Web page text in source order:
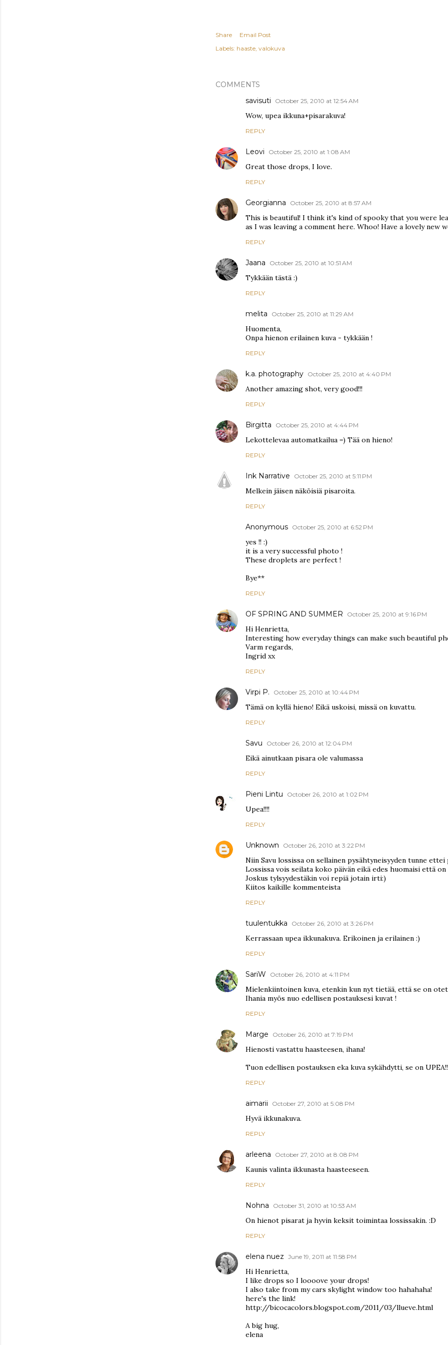
Share
Email Post
Labels: haaste valokuva
COMMENTS
savisuti
October 25, 2010 at 12:54 AM
Wow, upea ikkuna+pisarakuva!
REPLY
Leovi October 25, 2010 at 1:08 AM
Great those drops, I love.
REPLY
Georgianna October 25, 2010 at 8:57 AM
This is beautiful! I think it's kind of spooky that you were
as I was leaving a comment here. Whoo! Have a lovely new
REPLY
Jaana October 25, 2010 at 10:51 AM
Tykkään tästä :)
REPLY
melita October 25, 2010 at 11:29 AM
Huomenta,
Onpa hienon erilainen kuva - tykkään !
REPLY
k.a. photography October 25, 2010 at 4:40 PM
Another amazing shot, very good!!!
REPLY
Birgitta October 25, 2010 at 4:44 PM
Lekottelevaa automatkailua =) Tää on hieno!
REPLY
Ink Narrative October 25, 2010 at 5:11 PM
Melkein jäisen näköisiä pisaroita.
REPLY
Anonymous October 25, 2010 at 6:52 PM
yes !! :)
it is a very successful photo !
These droplets are perfect !
Bye**
REPLY
OF SPRING AND SUMMER October 25, 2010 at 9:16 PM
Hi Henrietta,
Interesting how everyday things can make such beautiful
Varm regards,
Ingrid xx
REPLY
Virpi P. October 25, 2010 at 10:44 PM
Tämä on kyllä hieno! Eikä uskoisi, missä on kuvattu.
REPLY
Savu October 26, 2010 at 12:04 PM
Eikä ainutkaan pisara ole valumassa
REPLY
Pieni Lintu October 26, 2010 at 1:02 PM
Upea!!!!
REPLY
Unknown October 26, 2010 at 3:22 PM
Niin Savu lossissa on sellainen pysähtyneisyyden tunne
Lossissa vois seilata koko päivän eikä edes huomaisi että
Joskus tylsyydestäkin voi repiä jotain irti:)
Kiitos kaikille kommenteista
REPLY
tuulentukka October 26, 2010 at 3:26 PM
Kerrassaan upea ikkunakuva. Erikoinen ja erilainen :)
REPLY
SariW October 26, 2010 at 4:11 PM
Mielenkiintoinen kuva, etenkin kun nyt tietää, että se on
Ihania myös nuo edellisen postauksesi kuvat !
REPLY
Marge October 26, 2010 at 7:19 PM
Hienosti vastattu haasteesen, ihana!
Tuon edellisen postauksen eka kuva sykähdytti, se on
REPLY
aimarii October 27, 2010 at 5:08 PM
Hyvä ikkunakuva.
REPLY
arleena October 27, 2010 at 8:08 PM
Kaunis valinta ikkunasta haasteeseen.
REPLY
Nohna October 31, 2010 at 10:53 AM
On hienot pisarat ja hyvin keksit toimintaa lossissakin. :D
REPLY
elena nuez June 19, 2011 at 11:58 PM
Hi Henrietta,
I like drops so I loooove your drops!
I also take from my cars skylight window too hahahaha!
here's the link!
http://bicocacolors.blogspot.com/2011/03/llueve.html
A big hug,
elena